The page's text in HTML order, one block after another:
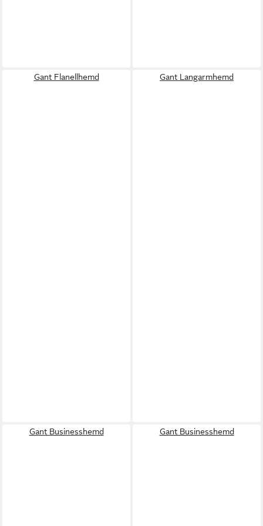
Gant Flanellhemd Gant Langarmhemd
Gant Businesshemd Gant Businesshemd